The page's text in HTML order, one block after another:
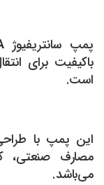
پمپ سانتریفیوژ
باکیفیت برای
است.
این پمپ با
مصارف صنعتی،
می‌باشد.